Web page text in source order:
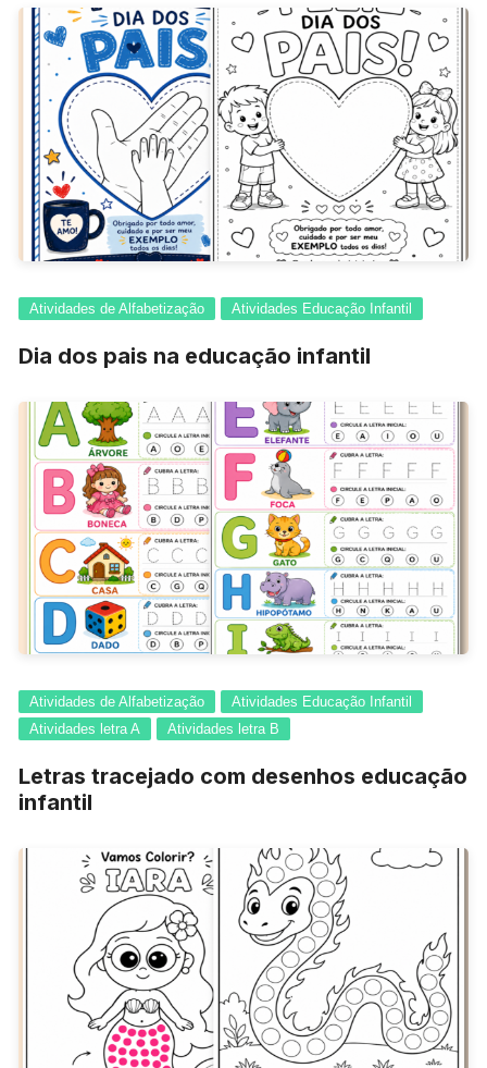
Atividades de Alfabetização Atividades Educação Infantil
Dia dos pais na educação infantil
Atividades de Alfabetização
Atividades Educação Infantil
Atividades letra A
Atividades letra B
Letras tracejado com desenhos educação
infantil